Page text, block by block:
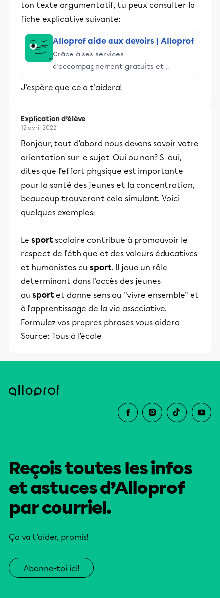
ton texte argumentatif, tu peux consulter la
fiche explicative suivante:
Alloprof aide aux devoirs | Alloprof
Grâce à ses services
d’accompagnement gratuits et
stimulants, Alloprof engage les élèves
et leurs parents dans la réussite
J'espère que cela t'aidera!
Explication d’élève
12 avril 2022
Bonjour, tout d’abord nous devons savoir votre
orientation sur le sujet. Oui ou non? Si oui,
dites que l’effort physique est importante
pour la santé des jeunes et la concentration,
beaucoup trouveront cela simulant. Voici
quelques exemples;
Le sport scolaire contribue à promouvoir le
respect de l'éthique et des valeurs éducatives
et humanistes du sport. Il joue un rôle
déterminant dans l'accès des jeunes
au sport et donne sens au "vivre ensemble" et
à l'apprentissage de la vie associative.
Formulez vos propres phrases vous aidera
Source: Tous à l’école
Reçois toutes les infos
et astuces d’Alloprof
par courriel.
Ça va t’aider, promis!
Abonne-toi ici!